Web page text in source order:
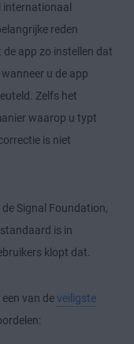
reden
app zo instellen dat
u de app
Zelfs het
waarop u typt
is niet
Signal Foundation,
is in
klopt dat.
van deveiligste